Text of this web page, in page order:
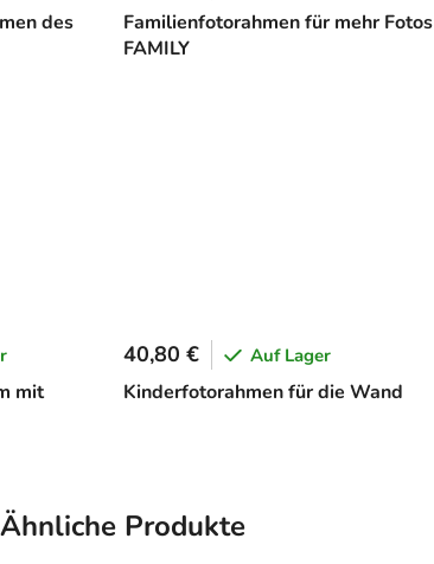
des
Familienfotorahmen für mehr Fotos
FAMILY
mit
Kinderfotorahmen für die Wand
40,80 € Auf Lager
Ähnliche Produkte